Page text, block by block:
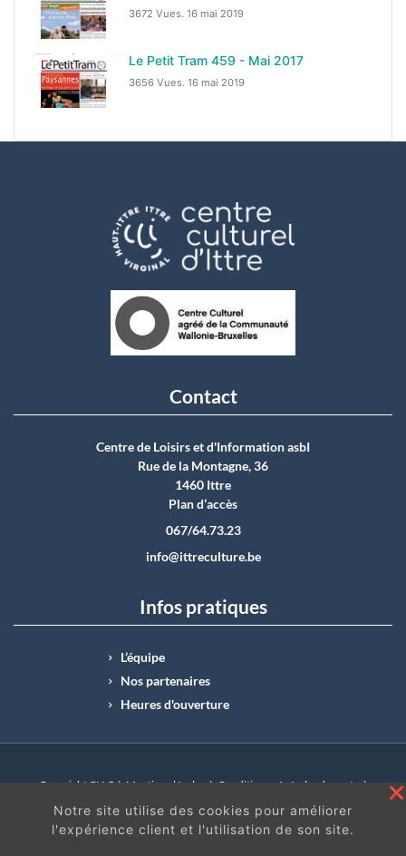
3672 Vues. 16 mai 2019
Le Petit Tram 459 - Mai 2017
3656 Vues. 16 mai 2019
Contact
Centre de Loisirs et d'Information asbI
Rue de la Montagne, 36
1460 Ittre
Plan d’accès
067/64.73.23
info@ittreculture.be
Infos pratiques
L’équipe
Nos partenaires
Heures d'ouverture
Copyright CLI © | Mentions légales | Conditions générales de vente |
N°Entreprise : BE0414.742.009 |
BE50 0012 6285 4518
Notre site utilise des cookies pour améliorer
l'expérience client et l'utilisation de son site.